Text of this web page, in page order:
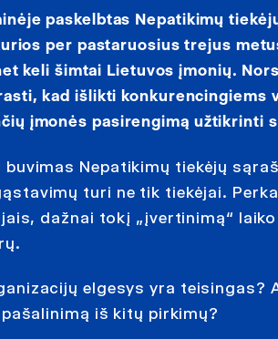
paskelbtas Nepatikimų
per pastaruosius trejus
keli šimtai Lietuvos įmonių.
kad išlikti konkurencingiems
įmonės pasirengimą užtikrinti
Nepatikimų tiekėjų
turi ne tik tiekėjai.
dažnai tokį „įvertinimą“
elgesys yra teisingas?
iš kitų pirkimų?